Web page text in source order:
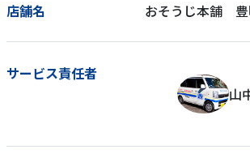
店舗名 おそうじ本舗 豊
サービス責任者
山